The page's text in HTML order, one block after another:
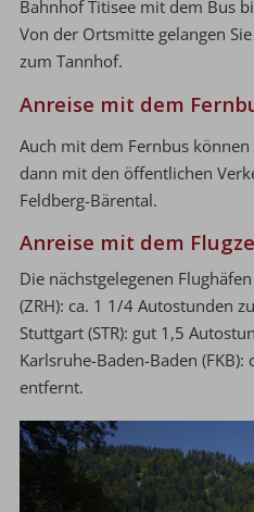
Bahnhof Titisee mit dem Bus
Von der Ortsmitte gelangen
zum Tannhof.
Anreise mit dem
Auch mit dem Fernbus
dann mit den öffentlichen
Feldberg-Bärental.
Anreise mit dem
Die nächstgelegenen
(ZRH): ca. 1 1/4 Autostunden
Stuttgart (STR): gut 1,5
Karlsruhe-Baden-Baden
entfernt.